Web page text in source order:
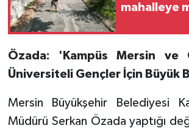
mahalleye
Özada: 'Kampüs Mersin ve
Üniversiteli Gençler İçin Büyük
Mersin Büyükşehir Belediyesi
Müdürü Serkan Özada yaptığı